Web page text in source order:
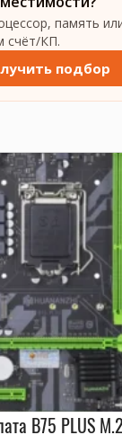
память
счёт/КП.
подбор
B75 PLUS